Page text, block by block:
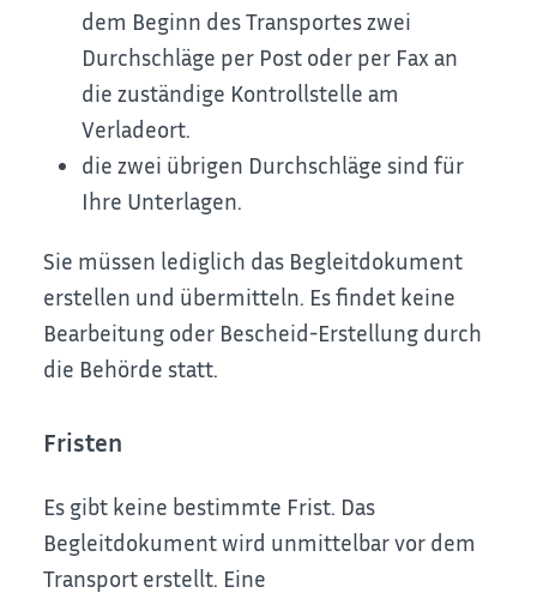
dem Beginn des Transportes zwei
Durchschläge per Post oder per Fax an
die zuständige Kontrollstelle am
Verladeort.
die zwei übrigen Durchschläge sind für
Ihre Unterlagen.
Sie müssen lediglich das Begleitdokument
erstellen und übermitteln. Es findet keine
Bearbeitung oder Bescheid-Erstellung durch
die Behörde statt.
Fristen
Es gibt keine bestimmte Frist. Das
Begleitdokument wird unmittelbar vor dem
Transport erstellt. Eine